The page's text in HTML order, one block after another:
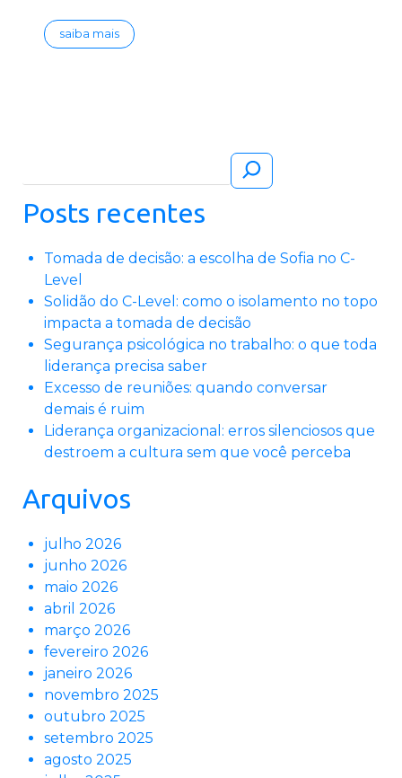
saiba mais
Posts recentes
Tomada de decisão: a escolha de Sofia no C-
Level
Solidão do C-Level: como o isolamento no topo
impacta a tomada de decisão
Segurança psicológica no trabalho: o que toda
liderança precisa saber
Excesso de reuniões: quando conversar
demais é ruim
Liderança organizacional: erros silenciosos que
destroem a cultura sem que você perceba
Arquivos
julho 2026
junho 2026
maio 2026
abril 2026
março 2026
fevereiro 2026
janeiro 2026
novembro 2025
outubro 2025
setembro 2025
agosto 2025